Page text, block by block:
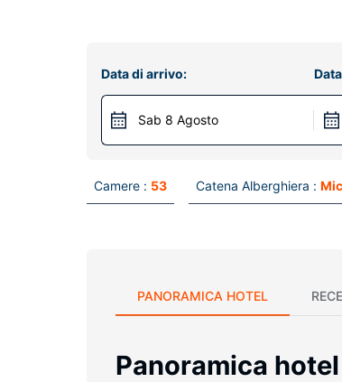
Data di arrivo:
Sab 8 Agosto
Camere : 53 Catena Alberghiera :
PANORAMICA HOTEL
Panoramica hotel